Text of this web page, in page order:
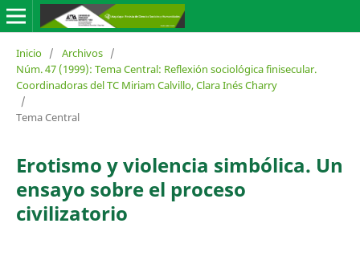
Inicio / Archivos /
Núm. 47 (1999): Tema Central: Reflexión sociológica finisecular.
Coordinadoras del TC Miriam Calvillo, Clara Inés Charry
/
Tema Central
Erotismo y violencia simbólica. Un
ensayo sobre el proceso
civilizatorio